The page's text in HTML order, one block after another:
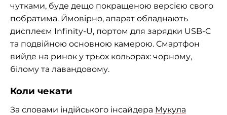
чутками, буде дещо покращеною версією свого
побратима. Ймовірно, апарат обладнають
дисплеєм Infinity-U, портом для зарядки USB-C
та подвійною основною камерою. Смартфон
вийде на ринок у трьох кольорах: чорному,
білому та лавандовому.
Коли чекати
За словами індійського інсайдера Мукула